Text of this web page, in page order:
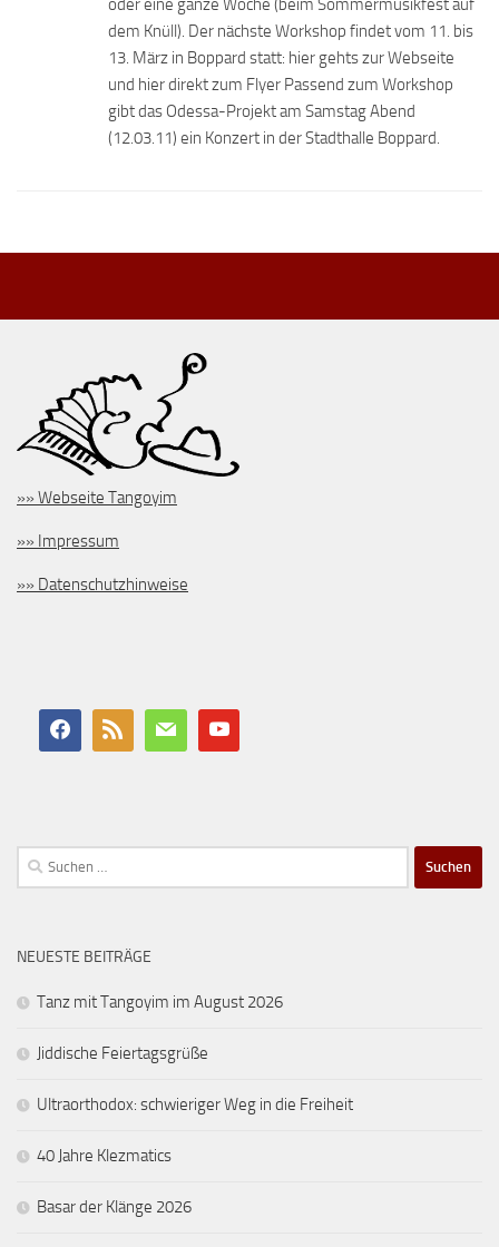
oder eine ganze Woche (beim Sommermusikfest auf
dem Knüll). Der nächste Workshop findet vom 11. bis
13. März in Boppard statt: hier gehts zur Webseite
und hier direkt zum Flyer Passend zum Workshop
gibt das Odessa-Projekt am Samstag Abend
(12.03.11) ein Konzert in der Stadthalle Boppard.
»» Webseite Tangoyim
»» Impressum
»» Datenschutzhinweise
Suchen
nach:
NEUESTE BEITRÄGE
Tanz mit Tangoyim im August 2026
Jiddische Feiertagsgrüße
Ultraorthodox: schwieriger Weg in die Freiheit
40 Jahre Klezmatics
Basar der Klänge 2026